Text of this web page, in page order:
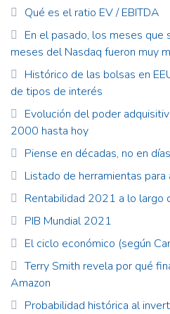
Qué es el ratio EV / EBITDA
En el pasado, los meses que
meses del Nasdaq fueron muy
Histórico de las bolsas en
de tipos de interés
Evolución del poder
2000 hasta hoy
Piense en décadas, no en días
Listado de herramientas para
Rentabilidad 2021 a lo largo
PIB Mundial 2021
El ciclo económico (según
Terry Smith revela por qué
Amazon
Probabilidad histórica al